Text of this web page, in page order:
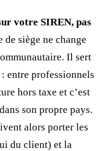
votre SIREN, pas
de siège ne change
Il sert
: entre professionnels
hors taxe et c’est
son propre pays.
alors porter les
du client) et la